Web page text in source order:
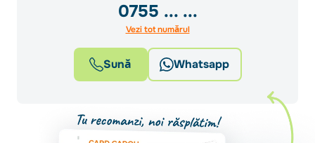
0755 ... ...
Vezi tot numărul
Sună Whatsapp